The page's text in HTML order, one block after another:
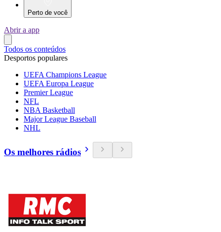
Perto de você
Abrir a app
Todos os conteúdos
Desportos populares
UEFA Champions League
UEFA Europa League
Premier League
NFL
NBA Basketball
Major League Baseball
NHL
Os melhores rádios